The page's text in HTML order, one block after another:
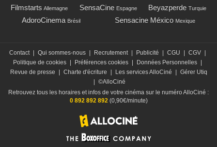
Filmstarts Allemagne SensaCine Espagne Beyazperde Turquie
AdoroCinema Brésil Sensacine México Mexique
Contact Qui sommes-nous Recrutement Publicité CGU CGV
Politique de cookies
Préférences cookies Données Personnelles
Revue de presse
Charte d'écriture Les services AlloCiné
Gérer Utiq
©AlloCiné
Retrouvez tous les horaires et infos de votre cinéma sur le numéro AlloCiné :
0 892 892 892(0,90€/minute)